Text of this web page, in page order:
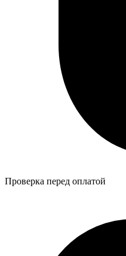
Проверка перед оплатой